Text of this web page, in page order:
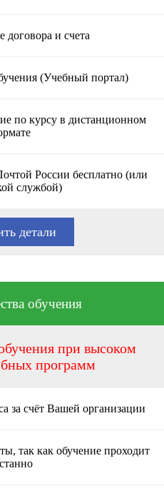
и счета
(Учебный портал)
по курсу в дистанционном
России бесплатно (или
службой)
детали
обучения
при высоком
программ
за счёт Вашей организации
так как обучение проходит